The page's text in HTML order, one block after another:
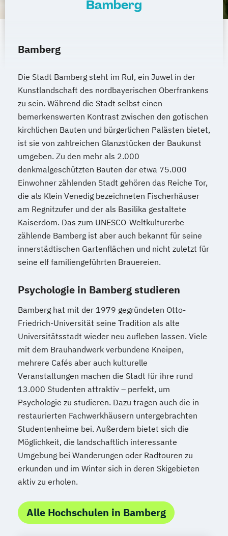
Bamberg
Bamberg
Die Stadt Bamberg steht im Ruf, ein Juwel in der
Kunstlandschaft des nordbayerischen Oberfrankens
zu sein. Während die Stadt selbst einen
bemerkenswerten Kontrast zwischen den gotischen
kirchlichen Bauten und bürgerlichen Palästen bietet,
ist sie von zahlreichen Glanzstücken der Baukunst
umgeben. Zu den mehr als 2.000
denkmalgeschützten Bauten der etwa 75.000
Einwohner zählenden Stadt gehören das Reiche Tor,
die als Klein Venedig bezeichneten Fischerhäuser
am Regnitzufer und der als Basilika gestaltete
Kaiserdom. Das zum UNESCO-Weltkulturerbe
zählende Bamberg ist aber auch bekannt für seine
innerstädtischen Gartenflächen und nicht zuletzt für
seine elf familiengeführten Brauereien.
Psychologie in Bamberg studieren
Bamberg hat mit der 1979 gegründeten Otto-
Friedrich-Universität seine Tradition als alte
Universitätsstadt wieder neu aufleben lassen. Viele
mit dem Brauhandwerk verbundene Kneipen,
mehrere Cafés aber auch kulturelle
Veranstaltungen machen die Stadt für ihre rund
13.000 Studenten attraktiv – perfekt, um
Psychologie zu studieren. Dazu tragen auch die in
restaurierten Fachwerkhäusern untergebrachten
Studentenheime bei. Außerdem bietet sich die
Möglichkeit, die landschaftlich interessante
Umgebung bei Wanderungen oder Radtouren zu
erkunden und im Winter sich in deren Skigebieten
aktiv zu erholen.
Alle Hochschulen in Bamberg